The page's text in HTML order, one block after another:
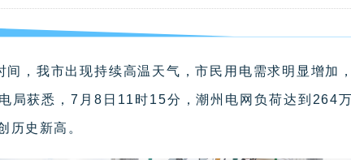
间，我市出现持续高温天气，市民用电需求明显增加
局获悉，7月8日11时15分，潮州电网负荷达到264
历史新高。